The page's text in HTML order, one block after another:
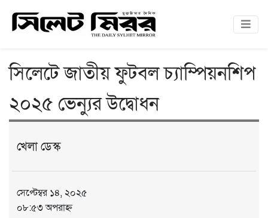
সিলেটে জাতীয় ফুটবল চ্যাম্পিয়নশিপ
২০২৫ ভেন্যুর উদ্বোধন
খেলা ডেস্ক
সেপ্টেম্বর ১৪, ২০২৫
০৮:৫৩ অপরাহ্ন